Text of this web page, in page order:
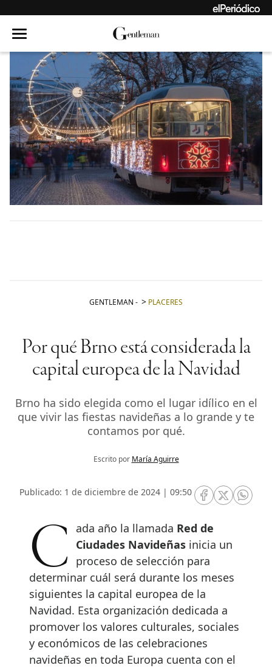
GENTLEMAN - PLACERES
Por qué Brno está considerada la
capital europea de la Navidad
Brno ha sido elegida como el lugar idílico en el
que vivir las fiestas navideñas a lo grande y te
contamos por qué.
Escrito por María Aguirre
Publicado: 1 de diciembre de 2024 | 09:50
RRSS Facebook
RRSSRRSS
Cada año la llamada Red de
Ciudades Navideñas inicia un
proceso de selección para
determinar cuál será durante los meses
siguientes la capital europea de la
Navidad. Esta organización dedicada a
promover los valores culturales, sociales
y económicos de las celebraciones
navideñas en toda Europa cuenta con el